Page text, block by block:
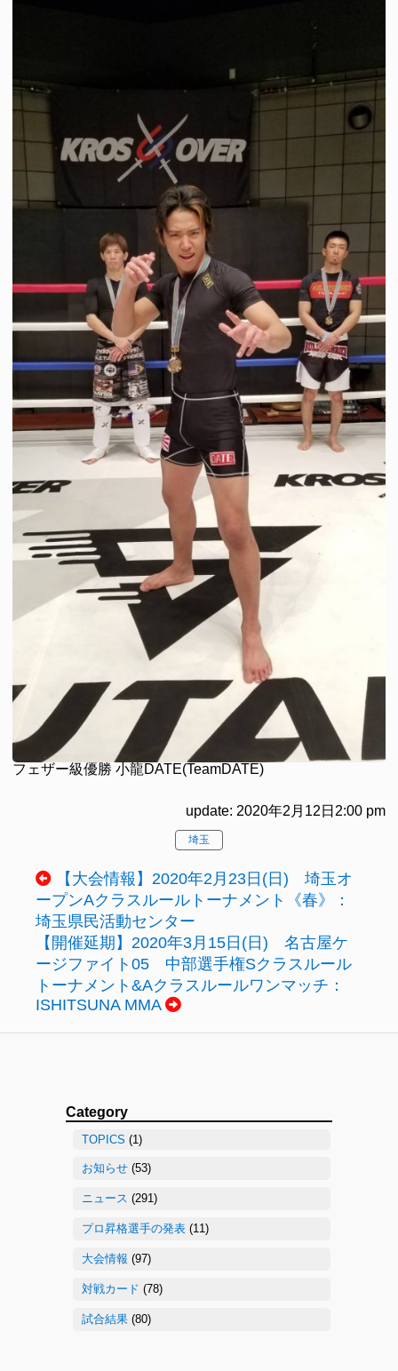
フェザー級優勝 小龍DATE(TeamDATE)
update: 2020年2月12日2:00 pm
埼玉
【大会情報】2020年2月23日(日) 埼玉オ
ープンAクラスルールトーナメント《春》：
埼玉県民活動センター
【開催延期】2020年3月15日(日) 名古屋ケ
ージファイト05 中部選手権Sクラスルール
トーナメント&Aクラスルールワンマッチ：
ISHITSUNA MMA
Category
TOPICS (1)
お知らせ (53)
ニュース (291)
プロ昇格選手の発表 (11)
大会情報 (97)
対戦カード (78)
試合結果 (80)